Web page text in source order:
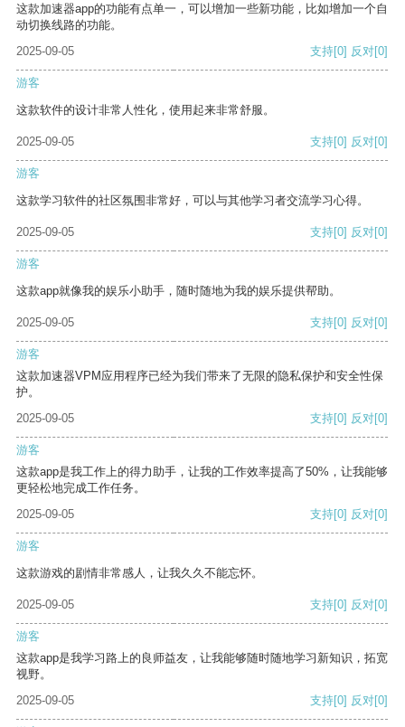
这款加速器app的功能有点单一，可以增加一些新功能，比如增加一个自
动切换线路的功能。
2025-09-05
支持[0] 反对[0]
游客
这款软件的设计非常人性化，使用起来非常舒服。
2025-09-05 支持[0] 反对[0]
游客
这款学习软件的社区氛围非常好，可以与其他学习者交流学习心得。
2025-09-05 支持[0] 反对[0]
游客
这款app就像我的娱乐小助手，随时随地为我的娱乐提供帮助。
2025-09-05 支持[0] 反对[0]
游客
这款加速器VPM应用程序已经为我们带来了无限的隐私保护和安全性保
护。
2025-09-05
支持[0] 反对[0]
游客
这款app是我工作上的得力助手，让我的工作效率提高了50%，让我能够
更轻松地完成工作任务。
2025-09-05
支持[0] 反对[0]
游客
这款游戏的剧情非常感人，让我久久不能忘怀。
2025-09-05 支持[0] 反对[0]
游客
这款app是我学习路上的良师益友，让我能够随时随地学习新知识，拓宽
视野。
2025-09-05
支持[0] 反对[0]